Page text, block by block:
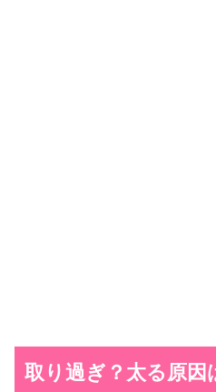
取り過ぎ？太る原因